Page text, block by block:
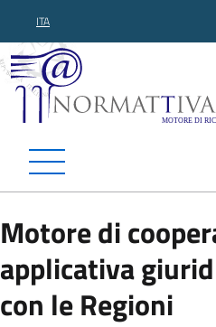
ITA
Normattiva
Motore di
applicativa
con le Regioni